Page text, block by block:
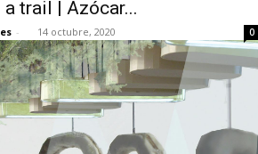
a trail | Azócar...
- 14 octubre, 2020 0